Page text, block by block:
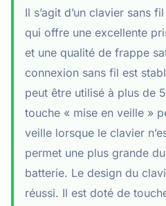
Il s’agit d’un clavier sans
qui offre une excellente
et une qualité de frappe
connexion sans fil est
peut être utilisé à plus de
touche « mise en veille »
veille lorsque le clavier
permet une plus grande
batterie. Le design du
réussi. Il est doté de